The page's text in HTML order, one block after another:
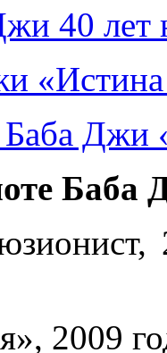
40 лет
Джи
Баба
2009